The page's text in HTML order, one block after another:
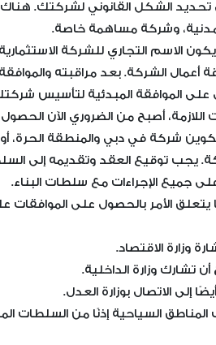
تحديد الشكل القانوني لشركتك.
وشركة مساهمة خاصة.
يكون الاسم التجاري للشركة
الشركة. بعد مراقبته
على الموافقة المبدئية لتأسيس
اللازمة، أصبح من الضروري الآن
شركة في دبي والمنطقة الحرة، أو
يجب توقيع العقد وتقديمه إلى
جميع الإجراءات مع سلطات البناء.
يتعلق الأمر بالحصول على
وزارة الاقتصاد.
تشارك وزارة الداخلية.
إلى الاتصال بوزارة العدل.
السياحية إذنًا من السلطات